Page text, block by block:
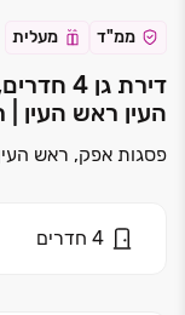
ממ"ד מעלית
העין ראש העין |
פסגות אפק, ראש
4 חדרים